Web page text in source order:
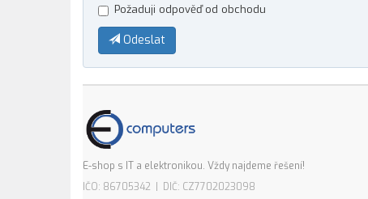
Požaduji odpověď od obchodu
Odeslat
E-shop s IT a elektronikou. Vždy najdeme řešení!
IČO: 86705342 | DIČ: CZ7702023098